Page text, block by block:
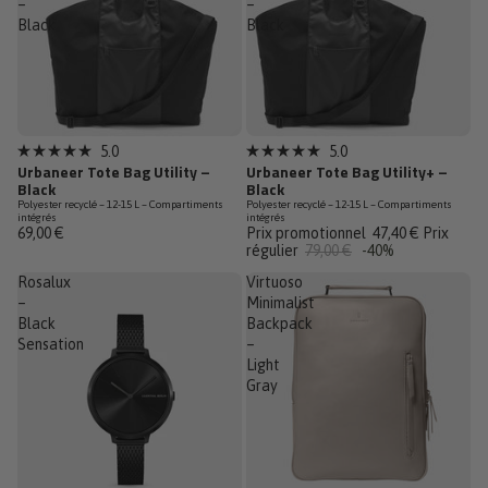
–
Black
Noté
5.0
sur
5
étoiles
5.0
Urbaneer Tote Bag Utility –
Black
Polyester recyclé – 12-15 L – Compartiments
intégrés
69,00 €
–
Black
Promotion
Dernière
Noté
5.0
sur
5
étoiles
5.0
Urbaneer Tote Bag Utility+ –
Black
Polyester recyclé – 12-15 L – Compartiments
intégrés
Prix promotionnel 47,40 € Prix
régulier 79,00 €
-40%
Rosalux
–
Black
Sensation
Virtuoso
Minimalist
Backpack
–
Light
Gray